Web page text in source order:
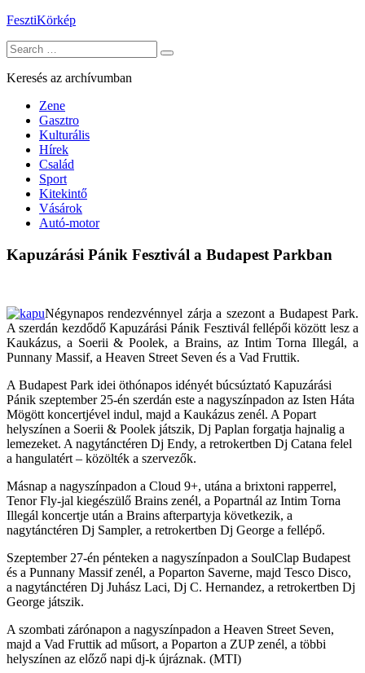
Skip
content
FesztiKörkép
Search
for:
Keresés az archívumban
Zene
Gasztro
Kulturális
Hírek
Család
Sport
Kitekintő
Vásárok
Autó-motor
Kapuzárási Pánik Fesztivál a Budapest Parkban
Négynapos rendezvénnyel zárja a szezont a Budapest Park.
A szerdán kezdődő Kapuzárási Pánik Fesztivál fellépői között lesz a
Kaukázus, a Soerii & Poolek, a Brains, az Intim Torna Illegál, a
Punnany Massif, a Heaven Street Seven és a Vad Fruttik.
A Budapest Park idei öthónapos idényét búcsúztató Kapuzárási
Pánik szeptember 25-én szerdán este a nagyszínpadon az Isten Háta
Mögött koncertjével indul, majd a Kaukázus zenél. A Popart
helyszínen a Soerii & Poolek játszik, Dj Paplan forgatja hajnalig a
lemezeket. A nagytánctéren Dj Endy, a retrokertben Dj Catana felel
a hangulatért – közölték a szervezők.
Másnap a nagyszínpadon a Cloud 9+, utána a brixtoni rapperrel,
Tenor Fly-jal kiegészülő Brains zenél, a Popartnál az Intim Torna
Illegál koncertje után a Brains afterpartyja következik, a
nagytánctéren Dj Sampler, a retrokertben Dj George a fellépő.
Szeptember 27-én pénteken a nagyszínpadon a SoulClap Budapest
és a Punnany Massif zenél, a Poparton Saverne, majd Tesco Disco,
a nagytánctéren Dj Juhász Laci, Dj C. Hernandez, a retrokertben Dj
George játszik.
A szombati zárónapon a nagyszínpadon a Heaven Street Seven,
majd a Vad Fruttik ad műsort, a Poparton a ZUP zenél, a többi
helyszínen az előző napi dj-k újráznak. (MTI)